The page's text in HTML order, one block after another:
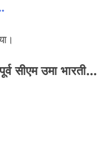
सीएम उमा भारती…